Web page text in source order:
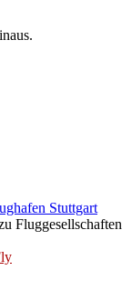
Stuttgart
Fluggesellschaften